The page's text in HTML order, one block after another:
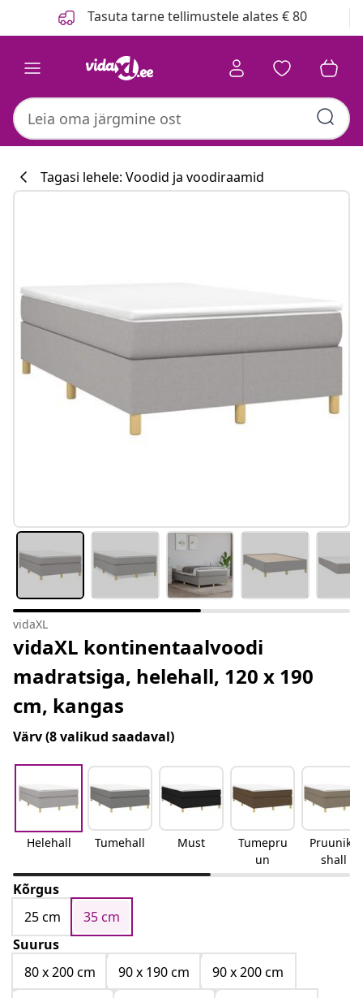
Tasuta tarne tellimustele alates € 80
#sharemevidaxl
Tagasi lehele: Voodid ja voodiraamid
vidaXL
vidaXL kontinentaalvoodi
madratsiga, helehall, 120 x 190
cm, kangas
Värv(8 valikud saadaval)
Helehall Tumehall Must
Tumepru
un
Pruunika
shall
Kõrgus
25 cm
35 cm
Suurus
80 x 200 cm
90 x 190 cm
90 x 200 cm